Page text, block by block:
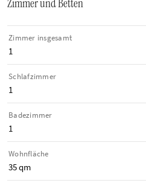
Zimmer und Betten
Zimmer insgesamt
1
Schlafzimmer
1
Badezimmer
1
Wohnfläche
35 qm